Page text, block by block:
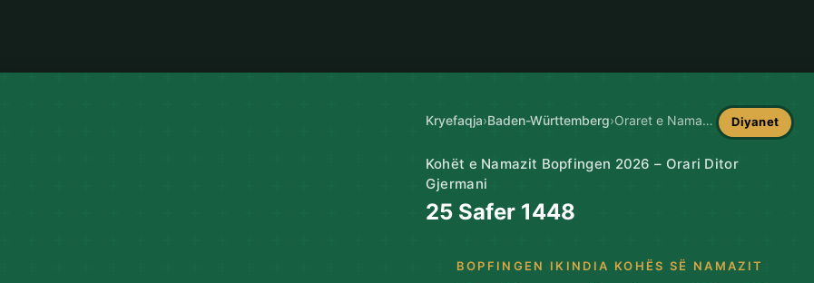
Kryefaqja›Baden-Württemberg› Oraret e Namazit në Bopfingen Diyanet
Kohët e Namazit Bopfingen 2026 – Orari Ditor
Gjermani
25 Safer 1448
BOPFINGEN IKINDIA KOHËS SË NAMAZIT